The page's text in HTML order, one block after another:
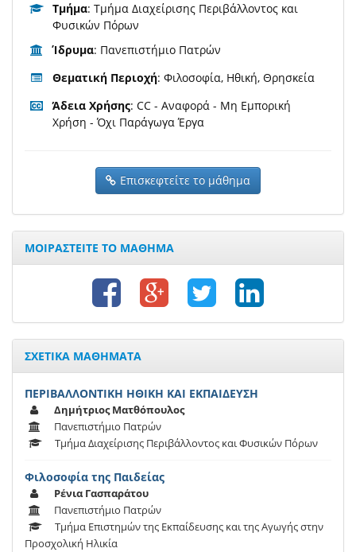
Τμήμα: Τμήμα Διαχείρισης Περιβάλλοντος και
Φυσικών Πόρων
Ίδρυμα: Πανεπιστήμιο Πατρών
Θεματική Περιοχή: Φιλοσοφία, Ηθική, Θρησκεία
Άδεια Χρήσης: CC - Αναφορά - Μη Εμπορική
Χρήση - Όχι Παράγωγα Έργα
Επισκεφτείτε το μάθημα
ΜΟΙΡΑΣΤΕΙΤΕ ΤΟ ΜΑΘΗΜΑ
ΣΧΕΤΙΚΑ ΜΑΘΗΜΑΤΑ
ΠΕΡΙΒΑΛΛΟΝΤΙΚΗ ΗΘΙΚΗ ΚΑΙ ΕΚΠΑΙΔΕΥΣΗ
Δημήτριος Ματθόπουλος
Πανεπιστήμιο Πατρών
Τμήμα Διαχείρισης Περιβάλλοντος και Φυσικών Πόρων
Φιλοσοφία της Παιδείας
Ρένια Γασπαράτου
Πανεπιστήμιο Πατρών
Τμήμα Επιστημών της Εκπαίδευσης και της Αγωγής στην
Προσχολική Ηλικία